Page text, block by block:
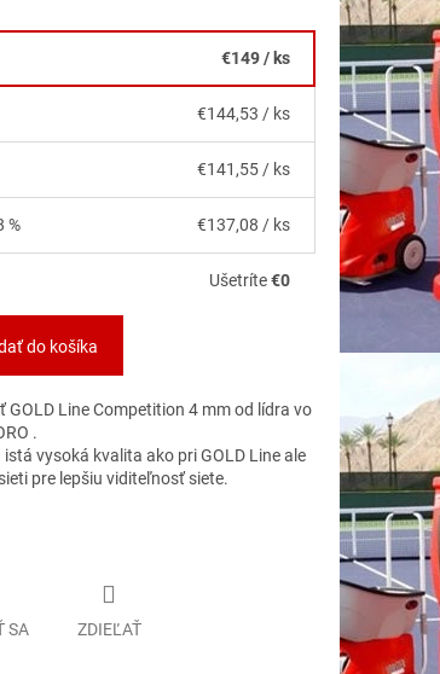
€149/ ks
€144,53 / ks
€141,55 / ks
% €137,08 / ks
Ušetríte€0
do košíka
GOLD Line Competition 4 mm od lídra vo
.
vysoká kvalita ako pri GOLD Line ale
pre lepšiu viditeľnosť siete.
SA ZDIEĽAŤ